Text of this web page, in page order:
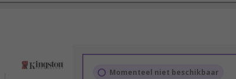
Momenteel niet beschikbaar